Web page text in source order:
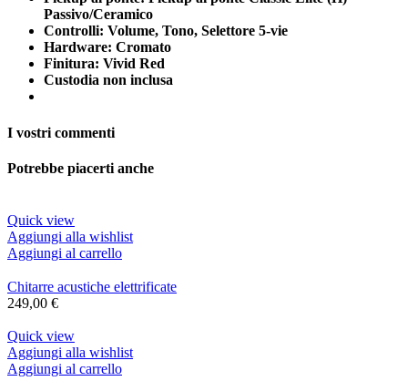
Passivo/Ceramico
Controlli: Volume, Tono, Selettore 5-vie
Hardware: Cromato
Finitura: Vivid Red
Custodia non inclusa
I vostri commenti
Potrebbe piacerti anche
Quick view
Aggiungi alla wishlist
Aggiungi al carrello
Chitarre acustiche elettrificate
249,00 €
Quick view
Aggiungi alla wishlist
Aggiungi al carrello